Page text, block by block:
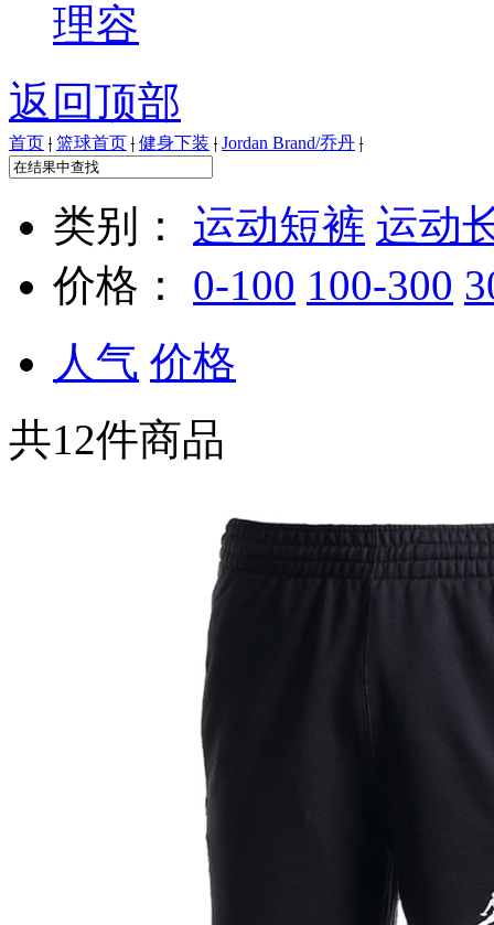
理容
返回顶部
首页 | 篮球首页 | 健身下装 | Jordan Brand/乔丹 |
类别： 运动短裤 运动
价格：
0-100 100-300
人气 价格
共12件商品